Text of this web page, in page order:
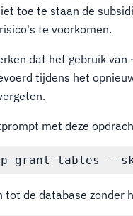
toe te staan de
te voorkomen.
dat het gebruik
tijdens het
met deze
tot de database